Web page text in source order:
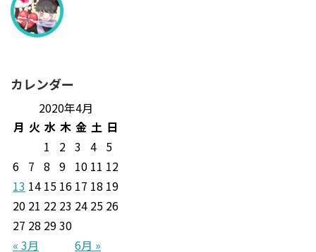
カレンダー
2020年4月
月 火 水 木 金 土 日
« 3月 6月 »
1 2 3 4 5
6 7 8 9 10 11 12
13 14 15 16 17 18 19
20 21 22 23 24 25 26
27 28 2930